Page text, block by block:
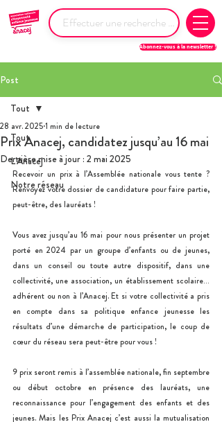
Abonnez-vous à la newsletter !
Post
Tout
L'Anacej
Notre réseau
Tout
Prix Anacej, candidatez jusqu’au 16 mai
28 avr. 20251 min de lecture
Dernière mise à jour : 2 mai 2025
Recevoir un prix à l’Assemblée nationale vous tente ?
Renvoyez votre dossier de candidature pour faire partie,
peut-être, des lauréats !
Vous avez jusqu’au 16 mai pour nous présenter un projet
porté en 2024 par un groupe d’enfants ou de jeunes,
dans un conseil ou toute autre dispositif, dans une
collectivité, une association, un établissement scolaire…
adhérent ou non à l’Anacej. Et si votre collectivité a pris
en compte dans sa politique enfance jeunesse les
résultats d’une démarche de participation, le coup de
cœur du réseau sera peut-être pour vous !
9 prix seront remis à l’assemblée nationale, fin septembre
ou début octobre en présence des lauréats, une
reconnaissance pour l’engagement des enfants et des
jeunes. Mais les Prix Anacej c’est aussi la mutualisation